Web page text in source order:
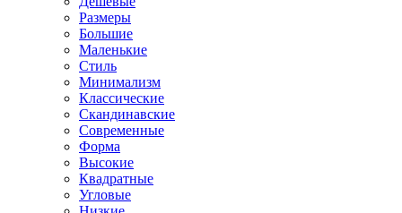
Размеры
Большие
Маленькие
Стиль
Минимализм
Классические
Скандинавские
Современные
Форма
Высокие
Квадратные
Угловые